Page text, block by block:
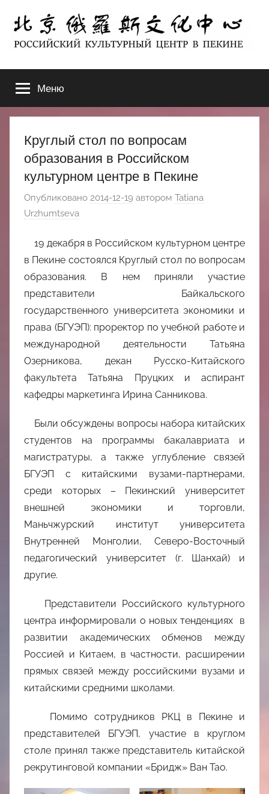
содержимому
北
京
俄
罗
斯
文
中
心
ЦЕНТР
В
ПЕКИНЕ
Меню
Круглый стол по вопросам
образования в Российском
культурном центре в Пекине
Опубликовано 2014-12-19 автором Tatiana
Urzhumtseva
19 декабря в Российском культурном центре
в Пекине состоялся Круглый стол по вопросам
образования. В нем приняли участие
представители Байкальского
государственного университета экономики и
права (БГУЭП): проректор по учебной работе и
международной деятельности Татьяна
Озерникова, декан Русско-Китайского
факультета Татьяна Пруцких и аспирант
кафедры маркетинга Ирина Санникова.
Были обсуждены вопросы набора китайских
студентов на программы бакалавриата и
магистратуры, а также углубление связей
БГУЭП с китайскими вузами-партнерами,
среди которых – Пекинский университет
внешней экономики и торговли,
Маньчжурский институт университета
Внутренней Монголии, Северо-Восточный
педагогический университет (г. Шанхай) и
другие.
Представители Российского культурного
центра информировали о новых тенденциях в
развитии академических обменов между
Россией и Китаем, в частности, расширении
прямых связей между российскими вузами и
китайскими средними школами.
Помимо сотрудников РКЦ в Пекине и
представителей БГУЭП, участие в круглом
столе принял также представитель китайской
рекрутинговой компании «Бридж» Ван Тао.